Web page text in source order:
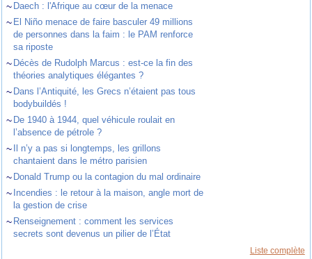
~ Daech : l'Afrique au cœur de la menace
~ El Niño menace de faire basculer 49 millions
de personnes dans la faim : le PAM renforce
sa riposte
~ Décès de Rudolph Marcus : est-ce la fin des
théories analytiques élégantes ?
~ Dans l’Antiquité, les Grecs n’étaient pas tous
bodybuildés !
~ De 1940 à 1944, quel véhicule roulait en
l’absence de pétrole ?
~
Il n’y a pas si longtemps, les grillons
chantaient dans le métro parisien
~ Donald Trump ou la contagion du mal ordinaire
~ Incendies : le retour à la maison, angle mort de
la gestion de crise
~ Renseignement : comment les services
secrets sont devenus un pilier de l’État
Liste complète